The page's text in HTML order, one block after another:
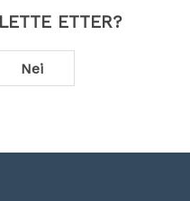
ETTER?
Nei